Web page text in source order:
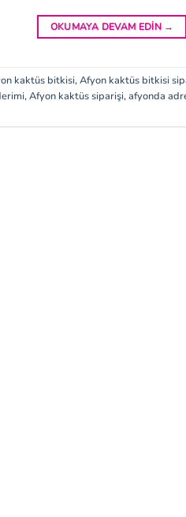
OKUMAYA DEVAM EDIN →
kaktüs bitkisi,Afyon kaktüs bitkisi
,Afyon kaktüs siparişi,afyonda